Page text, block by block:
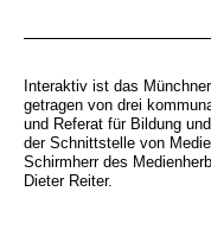
Interaktiv ist das
getragen von drei
und Referat für Bildung
der Schnittstelle von
Schirmherr des
Dieter Reiter.